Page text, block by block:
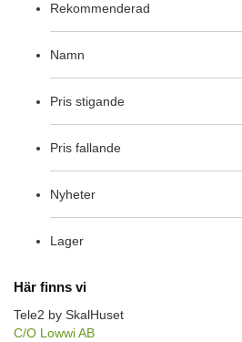
Rekommenderad
Namn
Pris stigande
Pris fallande
Nyheter
Lager
Här finns vi
Tele2 by SkalHuset
C/O Lowwi AB